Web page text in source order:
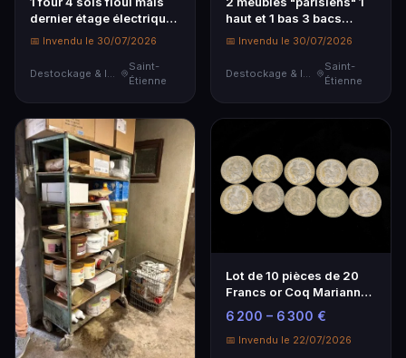
dernier étage électrique
FRINGAND, 1 tapis
d'enfournement
FRINGAND VENDU SUR
DESIGNATION le ...
📅 Invendu le 30/07/2026
Saint-
Étienne
haut et 1 bas 3 bacs
plastique, 1 chariot à
roulettes, 1 chariot à
roulettes plat 1 tabouret
📅 Invendu le 30/07/2026
Saint-
Étienne
Lot de 10 pièces de 20
Francs or Coq Marianne -
Investissement
Numismatique
6 200 – 6 300 €
📅 Invendu le 22/07/2026